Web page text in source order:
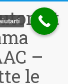
–
le